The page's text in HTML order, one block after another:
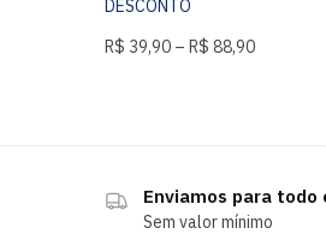
DESCONTO
R$ 39,90 –R$ 88,90
Enviamos para todo
Sem valor mínimo